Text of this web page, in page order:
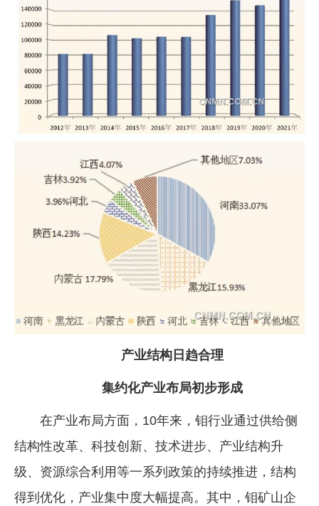
产业结构日趋合理
集约化产业布局初步形成
在产业布局方面，10年来，钼行业通过供给侧
结构性改革、科技创新、技术进步、产业结构升
级、资源综合利用等一系列政策的持续推进，结构
得到优化，产业集中度大幅提高。其中，钼矿山企